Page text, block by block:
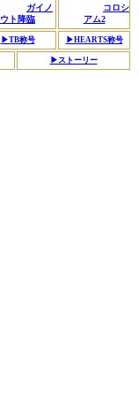
ガイノ
ウト降臨
コロシ
アム2
▶︎TB称号 ▶︎HEARTS称号
▶︎ストーリー